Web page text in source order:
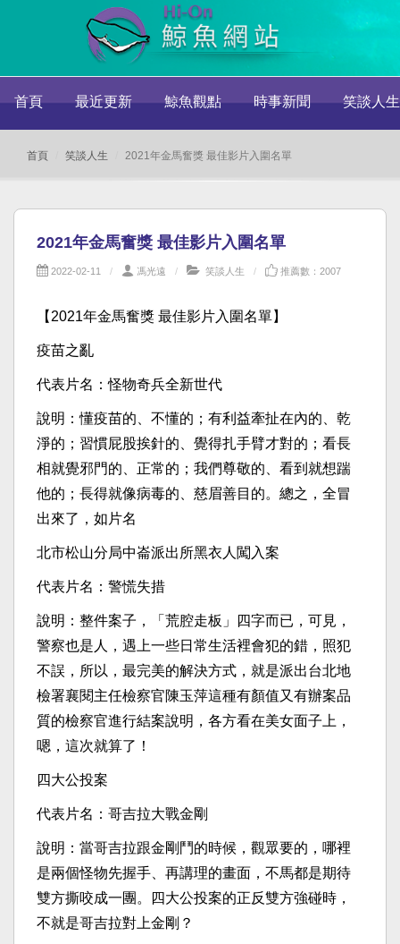
首頁 最近更新 鯨魚觀點 時事新聞 笑談人生
首頁 笑談人生 2021年金馬奮獎 最佳影片入圍名單
2021年金馬奮獎 最佳影片入圍名單
2022-02-11 馮光遠 笑談人生 推薦數：2007
【2021年金馬奮獎 最佳影片入圍名單】
疫苗之亂
代表片名：怪物奇兵全新世代
說明：懂疫苗的、不懂的；有利益牽扯在內的、乾
淨的；習慣屁股挨針的、覺得扎手臂才對的；看長
相就覺邪門的、正常的；我們尊敬的、看到就想踹
他的；長得就像病毒的、慈眉善目的。總之，全冒
出來了，如片名
北市松山分局中崙派出所黑衣人闖入案
代表片名：警慌失措
說明：整件案子，「荒腔走板」四字而已，可見，
警察也是人，遇上一些日常生活裡會犯的錯，照犯
不誤，所以，最完美的解決方式，就是派出台北地
檢署襄閱主任檢察官陳玉萍這種有顏值又有辦案品
質的檢察官進行結案說明，各方看在美女面子上，
嗯，這次就算了！
四大公投案
代表片名：哥吉拉大戰金剛
說明：當哥吉拉跟金剛鬥的時候，觀眾要的，哪裡
是兩個怪物先握手、再講理的畫面，不馬都是期待
雙方撕咬成一團。四大公投案的正反雙方強碰時，
不就是哥吉拉對上金剛？